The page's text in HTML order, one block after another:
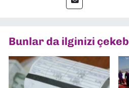
tamamladım.
Müdürü” olarak
odaklı
yapıyorum
Bunlar da ilginizi